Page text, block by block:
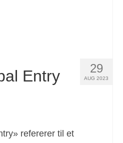
29
AUG 2023
Entry
refererer til et